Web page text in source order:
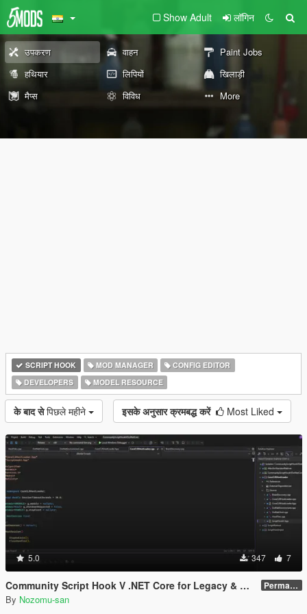
Show Adult लॉगिन
उपकरण वाहन
Paint Jobs
हथियार
लिपियों
खिलाड़ी
मैप्स
विविध More
SCRIPT HOOK MOD MANAGER
CONFIG EDITOR
DEVELOPERS
MODEL RESOURCE
के बाद से पिछले महीने इसके अनुसार क्रमबद्ध करें Most Liked
5.0 347 7
Community Script Hook V .NET Core for Legacy & Enhanced [ .NET Core ] Permanent Link
By Nozomu-san